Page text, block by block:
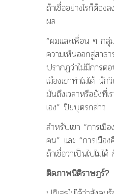
ถ้าเชื่ออย่างไรก็ต้อง
ผล
“ผมและเพื่อน ๆ กลุ่
ความเห็นออกสู่สาธ
ปรากฏว่าไม่มีการต
เมืองเขาทำไม่ได้ นั
มันถึงเวลาหรือยังที่เ
เอง” ปิยบุตรกล่าว
สำหรับเขา “การเมื
คน” และ “การเมือง
ถ้าเชื่อว่าเป็นไปไม่ไ
ติดภาพนิติราษฎร์?